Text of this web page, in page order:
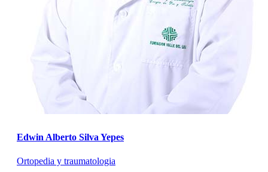
Edwin Alberto Silva Yepes
Ortopedia y traumatologia